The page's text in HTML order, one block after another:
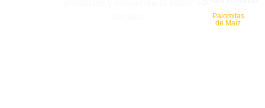
Palomitas
de Maíz